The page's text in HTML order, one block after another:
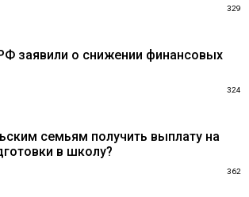
329
заявили о снижении финансовых
324
семьям получить выплату на
в школу?
362